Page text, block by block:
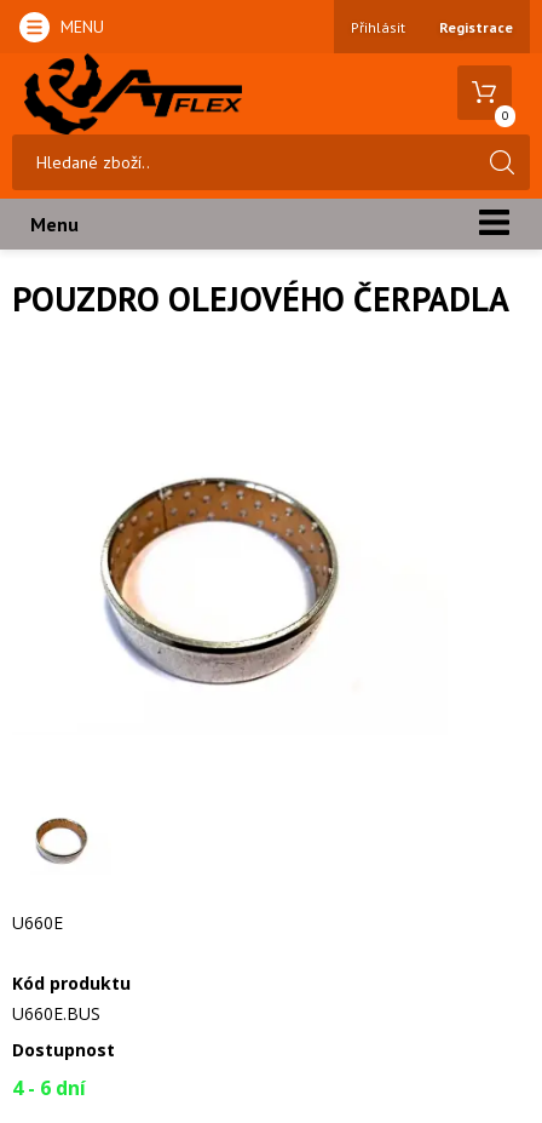
MENU Přihlásit Registrace
0
Menu
POUZDRO OLEJOVÉHO ČERPADLA
U660E
Kód produktu
U660E.BUS
Dostupnost
4 - 6 dní